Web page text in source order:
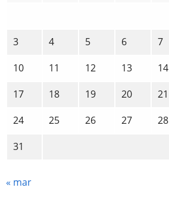
3
4 5 6 7
10
11 12 13 14
17
18 19 20 21
24
25 26 27 28
31
« mar